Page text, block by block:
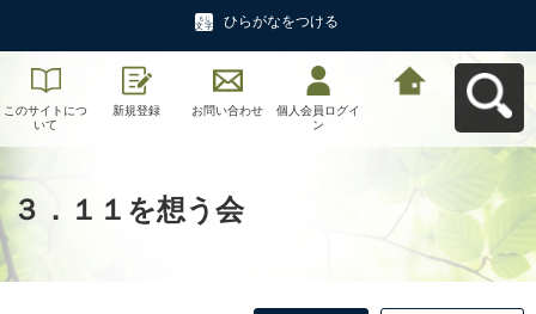
ひらがなをつける
このサイトにつ
いて
新規登録 お問い合わせ
個人会員ログイ
ン
３．１１を想う会